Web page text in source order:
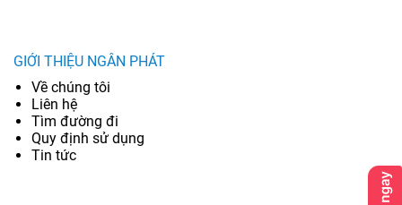
GIỚI THIỆU NGÂN PHÁT
Về chúng tôi
Liên hệ
Tìm đường đi
Quy định sử dụng
Tin tức